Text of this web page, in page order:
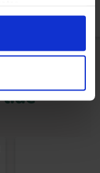
lide